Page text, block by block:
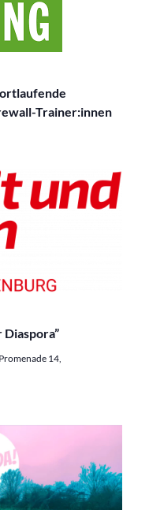
Trainer:innen
Diaspora”
14,